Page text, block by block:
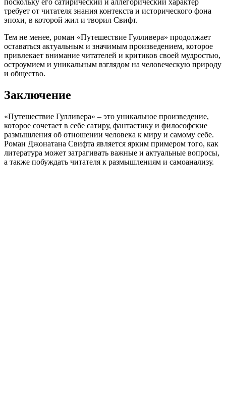
требует от читателя знания контекста и исторического фона
эпохи, в которой жил и творил Свифт.
Тем не менее, роман «Путешествие Гулливера» продолжает
оставаться актуальным и значимым произведением, которое
привлекает внимание читателей и критиков своей мудростью,
остроумием и уникальным взглядом на человеческую природу
и общество.
Заключение
«Путешествие Гулливера» – это уникальное произведение,
которое сочетает в себе сатиру, фантастику и философские
размышления об отношении человека к миру и самому себе.
Роман Джонатана Свифта является ярким примером того, как
литература может затрагивать важные и актуальные вопросы,
а также побуждать читателя к размышлениям и самоанализу.